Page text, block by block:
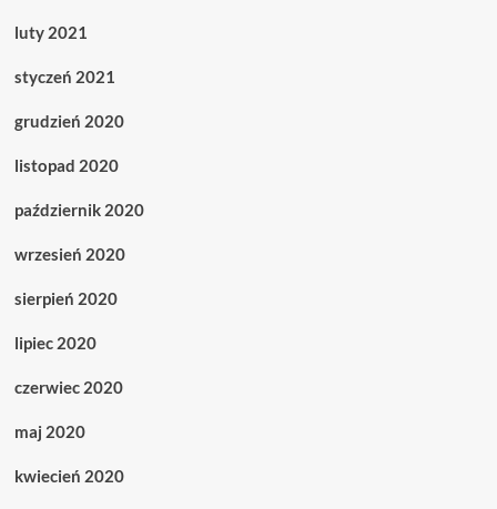
luty 2021
styczeń 2021
grudzień 2020
listopad 2020
październik 2020
wrzesień 2020
sierpień 2020
lipiec 2020
czerwiec 2020
maj 2020
kwiecień 2020